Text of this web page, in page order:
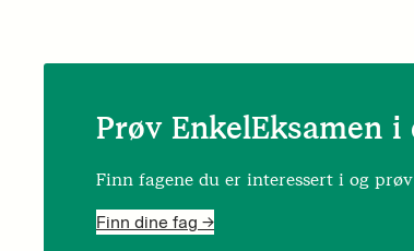
Prøv EnkelEksamen i
Finn fagene du er interessert i og
Finn dine fag ->